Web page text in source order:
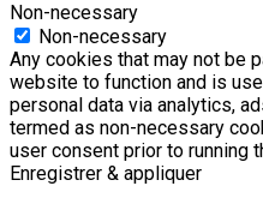
Non-necessary
Non-necessary
Any cookies that may not be
website to function and is
personal data via analytics,
termed as non-necessary
user consent prior to running
Enregistrer & appliquer